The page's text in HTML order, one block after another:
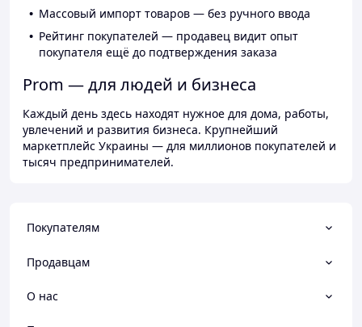
Массовый импорт товаров — без ручного ввода
Рейтинг покупателей — продавец видит опыт
покупателя ещё до подтверждения заказа
Prom — для людей и бизнеса
Каждый день здесь находят нужное для дома, работы,
увлечений и развития бизнеса. Крупнейший
маркетплейс Украины — для миллионов покупателей и
тысяч предпринимателей.
Покупателям
Продавцам
О нас